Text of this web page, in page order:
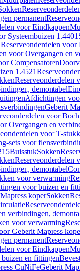
permanent
voor Eindkappen
Systeembuizen 1.4401
Reserveonderdelen voor
voor Overgangen en
Compensatoren
1.4521
Reserveonderdelen
demontabel
Afdichtingen
Geberit
voor
Overgangen en
voor T-
sets voor
BuisstukSokken
Reserveonderdelen
demontabel
voor verwarming
voor buizen en
koperSokken
verbindingen,
voor verwarming
Geberit Mapress
permanent
voor Eindkappen
en fittingen
CuNiFeGeberit